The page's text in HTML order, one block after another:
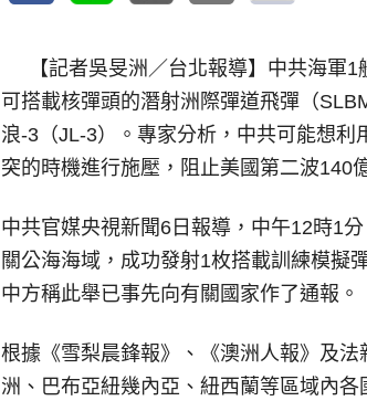
【記者吳旻洲／台北報導】 中共海軍1
可搭載核彈頭的潛射洲際彈道飛彈（
浪-3（JL-3）。專家分析，中共可能想
突的時機進行施壓，阻止美國第二波140
中共官媒央視新聞6日報導，中午12時1
關公海海域，成功發射1枚搭載訓練模擬
中方稱此舉已事先向有關國家作了通報。
根據《雪梨晨鋒報》、《澳洲人報》及
洲、巴布亞紐幾內亞、紐西蘭等區域內